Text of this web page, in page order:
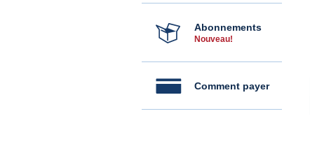
Abonnements
Nouveau!
Comment payer